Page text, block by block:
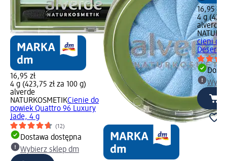
16,95 zł
4 g (423,75 zł za 100 g)
alverde
NATURKOSMETIKCienie do
powiek Quattro 96 Luxury
Jade, 4 g
(12)
Dostawa dostępna
Wybierz sklep dm
16,95 zł
4 g
alverde
cieni do
Desert